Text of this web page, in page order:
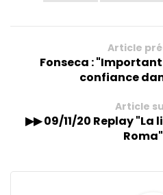
Article
Fonseca :
confiance
Article
▶︎▶︎ 09/11/20 Replay "La